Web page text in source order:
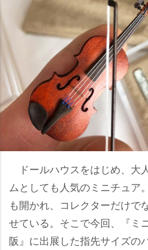
ドールハウスをはじめ、大
ムとしても人気のミニチュア
も開かれ、コレクターだけで
せている。そこで今回、『ミ
阪』に出展した指先サイズの